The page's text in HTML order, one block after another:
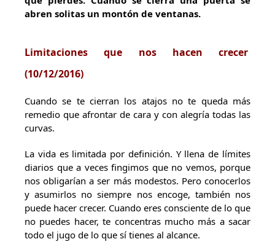
abren solitas un montón de ventanas.
Limitaciones que nos hacen crecer
(10/12/2016)
Cuando se te cierran los atajos no te queda más
remedio que afrontar de cara y con alegría todas las
curvas.
La vida es limitada por definición. Y llena de límites
diarios que a veces fingimos que no vemos, porque
nos obligarían a ser más modestos. Pero conocerlos
y asumirlos no siempre nos encoge, también nos
puede hacer crecer. Cuando eres consciente de lo que
no puedes hacer, te concentras mucho más a sacar
todo el jugo de lo que sí tienes al alcance.